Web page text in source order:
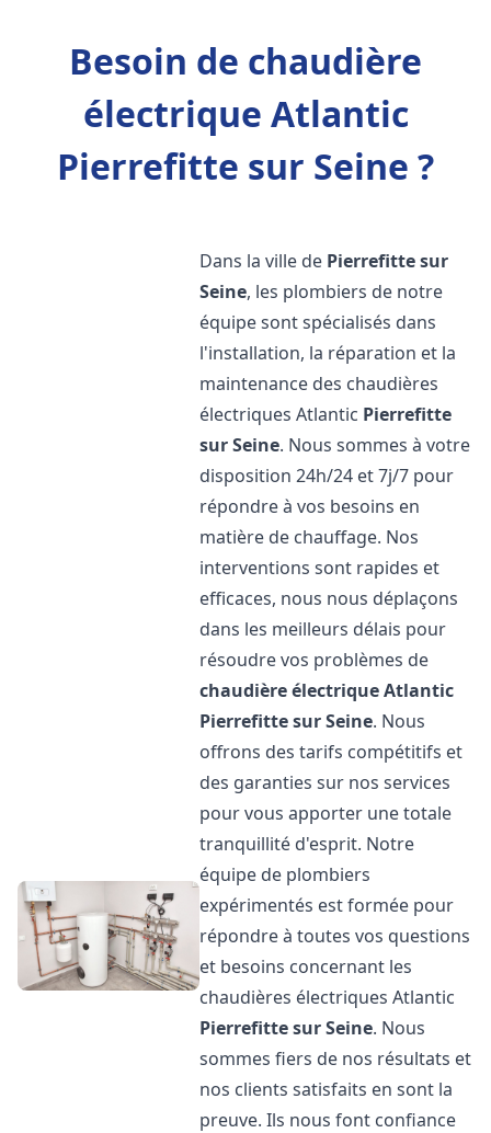
Besoin de chaudière
électrique Atlantic
Pierrefitte sur Seine ?
Dans la ville de Pierrefitte sur
Seine, les plombiers de notre
équipe sont spécialisés dans
l'installation, la réparation et la
maintenance des chaudières
électriques Atlantic Pierrefitte
sur Seine. Nous sommes à votre
disposition 24h/24 et 7j/7 pour
répondre à vos besoins en
matière de chauffage. Nos
interventions sont rapides et
efficaces, nous nous déplaçons
dans les meilleurs délais pour
résoudre vos problèmes de
chaudière électrique Atlantic
Pierrefitte sur Seine. Nous
offrons des tarifs compétitifs et
des garanties sur nos services
pour vous apporter une totale
tranquillité d'esprit. Notre
équipe de plombiers
expérimentés est formée pour
répondre à toutes vos questions
et besoins concernant les
chaudières électriques Atlantic
Pierrefitte sur Seine. Nous
sommes fiers de nos résultats et
nos clients satisfaits en sont la
preuve. Ils nous font confiance